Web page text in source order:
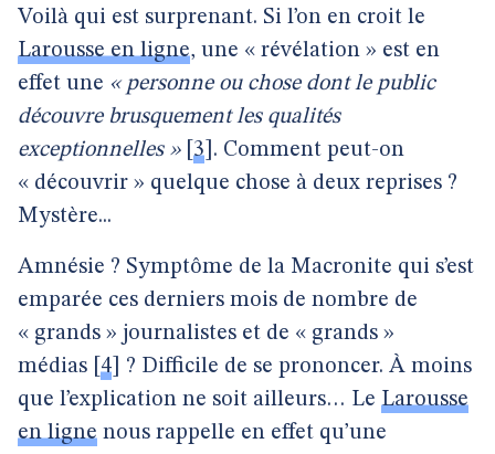
Voilà qui est surprenant. Si l’on en croit le
Larousse en ligne, une « révélation » est en
effet une « personne ou chose dont le public
découvre brusquement les qualités
exceptionnelles »[ 3 . Comment peut-on
« découvrir » quelque chose à deux reprises ?
Mystère...
Amnésie ? Symptôme de la Macronite qui s’est
emparée ces derniers mois de nombre de
« grands » journalistes et de « grands »
médias 4
? Difficile de se prononcer. À moins
que l’explication ne soit ailleurs… Le Larousse
en ligne nous rappelle en effet qu’une